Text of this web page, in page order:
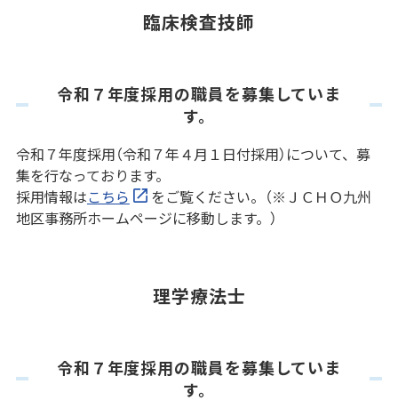
臨床検査技師
令和７年度採用の職員を募集していま
す。
令和７年度採用（令和７年４月１日付採用）について、募
集を行なっております。
採用情報はこちら
をご覧ください。（※ＪＣＨＯ九州
地区事務所ホームページに移動します。）
理学療法士
令和７年度採用の職員を募集していま
す。